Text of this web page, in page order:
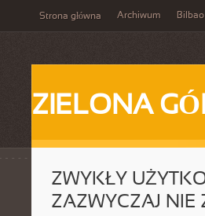
Strona główna Archiwum Bilbao
ZIELONA
ZWYKŁY
ZAZWYCZAJ NIE